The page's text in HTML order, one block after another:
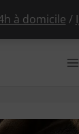
à domicile /